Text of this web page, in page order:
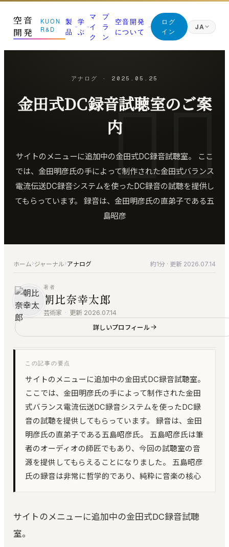
空音
開発
KUON
R&D
製
品
部屋を知る｜ROOM CAPTURE・KUON STAGE・
02 録る
その日を捉える｜P-86S・KUON DAW・KUON
03 整える
最良の一本にする｜MONTAGE・MAXIMIZER・
ANALYZER・INTONATION
04 残す
未来へ届ける｜Vault・DDP PLAYER・ARTWORK・
KUON AI
KUON NOTE
楽譜が貼れるノート｜五線譜・レッスン録音・マイ
ンドマップ
KUON DAW
KUON DAR
マスタリング・ベンチ｜編集・修復・解析・書き出
KUON DAR 3D
空間オーディオ｜配置・動きを記録・5.1〜22.2・
ADM/BW64
KUON SPATIAL
位相整合｜スポットを整え、立体音響で書き出す
環境キャプチャー
録音設計シミュレーター｜無指向 A/B・残響・反射
KUON FIELD
学
ぶ
空音開発が持っている知識は、すべてここに。無料
最新の記事
新着と、書き直した記事を新しい順に
マイクの立て方と楽器別の録り方
部屋と音響
残響・反射・測定・ルームアコースティック
録音機材
マイク・レコーダー・インターフェース
楽典と音楽
音響工学
測定・解析・電子回路
KUON AI
は生成しません
楽譜が貼れるノート｜五線譜・レッスン録音・マイ
ンドマップ
アナログ
オープンリール・レストア・レコード
マ
イ
ク
プ
ラ
ン
空音開発
について
なぜ空音開発を作るのか
創業者
朝比奈幸太郎
世界初の技術
した技術
KUON の仕組み
ブラウザで完結する設計と、データの扱い
みなさんの声
バグ報告・改善案 (ログイン不要)
ログ
イン
JA
English
Deutsch
German 
アナログ · 2025.05.25
金田式DC録音試聴室のご案
内
サイトのメニューに追加中の金田式DC録音試聴室。 ここ
では、金田明彦氏の手によって制作された金田式バランス
電流伝送DC録音システムを使ったDC録音の試聴を提供し
てもらっています。 録音は、金田明彦氏の直弟子である五
島昭彦
ホーム›ジャーナル›アナログ 約1分 · 更新 2026.07.14
著者
朝比奈幸太郎
芸術家 · 更新 2026.07.14
詳しいプロフィール
この記事の要点
サイトのメニューに追加中の金田式DC録音試聴室。
ここでは、金田明彦氏の手によって制作された金田
式バランス電流伝送DC録音システムを使ったDC録
音の試聴を提供してもらっています。 録音は、金田
明彦氏の直弟子である五島昭彦氏。 五島昭彦氏は筆
者のオーディオの師匠でもあり、今回の試聴室の音
源を提供してもらえることになりました。 五島昭彦
氏の録音は非常に哲学的であり、純粋に音楽の核心
サイトのメニューに追加中の金田式DC録音試聴
室。